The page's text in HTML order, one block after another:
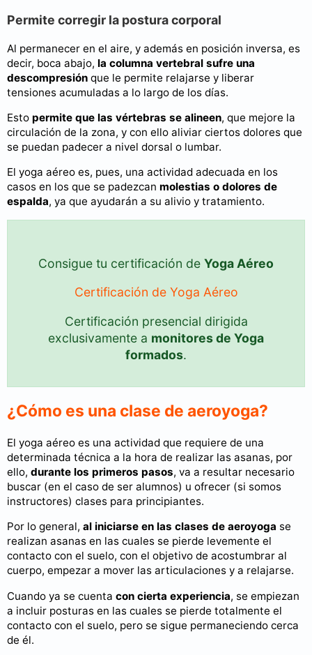
Permite corregir la postura corporal
Al permanecer en el aire, y además en posición inversa, es
decir, boca abajo, la columna vertebral sufre una
descompresión que le permite relajarse y liberar
tensiones acumuladas a lo largo de los días.
Esto permite que las vértebras se alineen, que mejore la
circulación de la zona, y con ello aliviar ciertos dolores que
se puedan padecer a nivel dorsal o lumbar.
El yoga aéreo es, pues, una actividad adecuada en los
casos en los que se padezcan molestias o dolores de
espalda, ya que ayudarán a su alivio y tratamiento.
Consigue tu certificación de Yoga Aéreo
Certificación de Yoga Aéreo
Certificación presencial dirigida
exclusivamente a monitores de Yoga
formados.
¿Cómo es una clase de aeroyoga?
El yoga aéreo es una actividad que requiere de una
determinada técnica a la hora de realizar las asanas, por
ello, durante los primeros pasos, va a resultar necesario
buscar (en el caso de ser alumnos) u ofrecer (si somos
instructores) clases para principiantes.
Por lo general, al iniciarse en las clases de aeroyoga se
realizan asanas en las cuales se pierde levemente el
contacto con el suelo, con el objetivo de acostumbrar al
cuerpo, empezar a mover las articulaciones y a relajarse.
Cuando ya se cuenta con cierta experiencia, se empiezan
a incluir posturas en las cuales se pierde totalmente el
contacto con el suelo, pero se sigue permaneciendo cerca
de él.